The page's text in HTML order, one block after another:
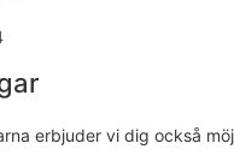
erbjuder vi dig också